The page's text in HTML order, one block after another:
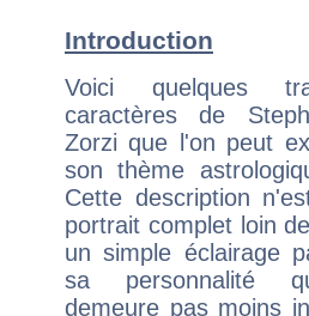
Introduction
Voici quelques
caractères de
Zorzi que l'on peut
son thème
Cette description
portrait complet loin
un simple éclairage
sa personnalité
demeure pas moins